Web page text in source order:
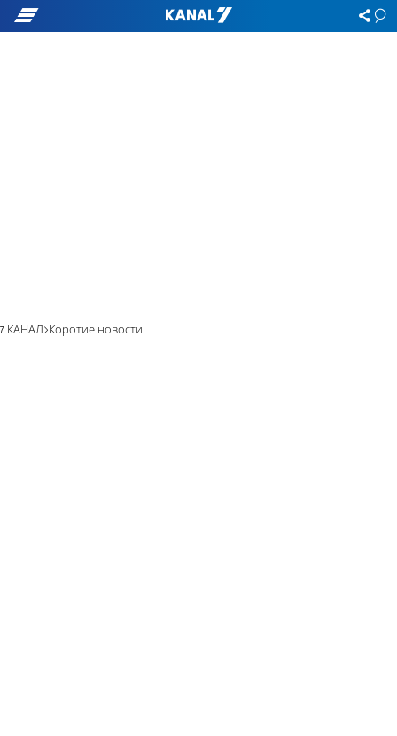
7 КАНАЛ Коротие новости